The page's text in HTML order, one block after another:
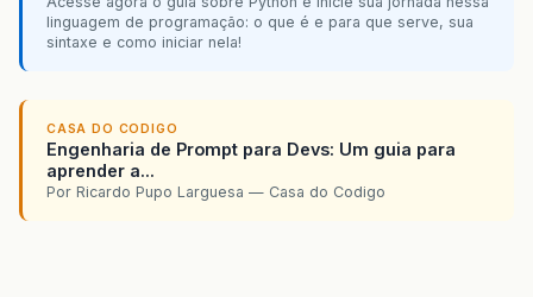
linguagem de programação: o que é e para que serve, sua
sintaxe e como iniciar nela!
CASA DO CODIGO
Engenharia de Prompt para Devs: Um guia para
aprender a...
Por Ricardo Pupo Larguesa — Casa do Codigo